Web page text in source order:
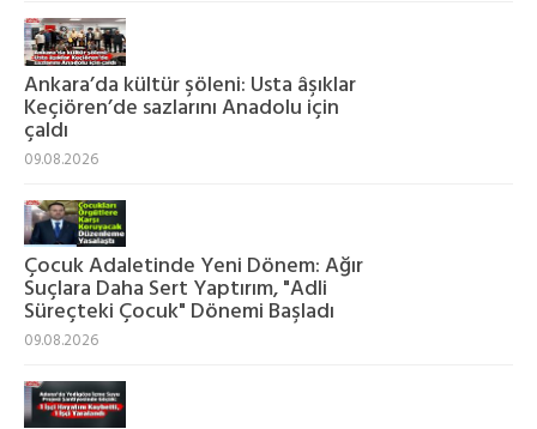
Ankara’da kültür şöleni: Usta âşıklar
Keçiören’de sazlarını Anadolu için
çaldı
09.08.2026
Çocuk Adaletinde Yeni Dönem: Ağır
Suçlara Daha Sert Yaptırım, "Adli
Süreçteki Çocuk" Dönemi Başladı
09.08.2026